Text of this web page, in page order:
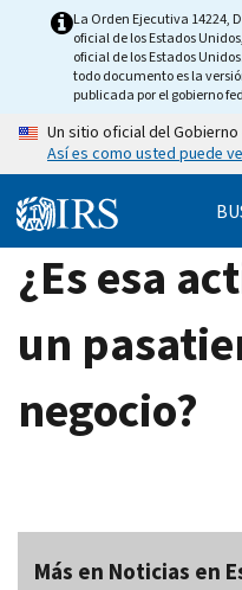
La Orden Ejecutiva 14224,
oficial de los Estados
oficial de los Estados
todo documento es la
publicada por el gobierno
Un sitio oficial del
Así es como usted puede
¿Es esa
un
negocio?
Más en Noticias en